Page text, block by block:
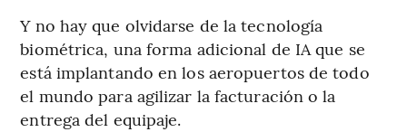
Y no hay que olvidarse de la tecnología
biométrica, una forma adicional de IA que se
está implantando en los aeropuertos de todo
el mundo para agilizar la facturación o la
entrega del equipaje.